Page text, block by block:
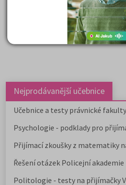
Nejprodávanější učebnice
Učebnice a testy právnické fakulty
Psychologie - podklady pro
Přijímací zkoušky z matematiky
Řešení otázek Policejní akademie
Politologie - testy na přijímačky